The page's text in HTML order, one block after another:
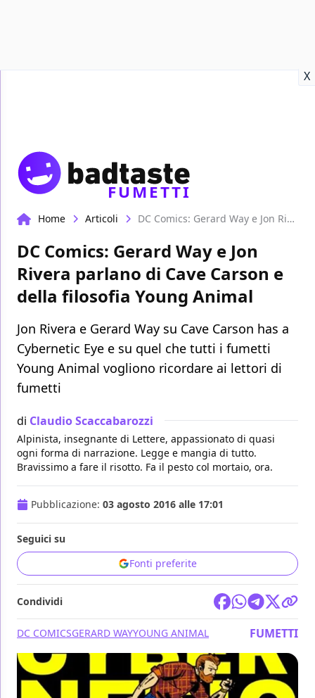
X
FUMETTI
Home Articoli DC Comics: Gerard Way e Jon Rivera parlano di Cave Carson e della filosofia Young Animal
DC Comics: Gerard Way e Jon
Rivera parlano di Cave Carson e
della filosofia Young Animal
Jon Rivera e Gerard Way su Cave Carson has a
Cybernetic Eye e su quel che tutti i fumetti
Young Animal vogliono ricordare ai lettori di
fumetti
di Claudio Scaccabarozzi
Alpinista, insegnante di Lettere, appassionato di quasi
ogni forma di narrazione. Legge e mangia di tutto.
Bravissimo a fare il risotto. Fa il pesto col mortaio, ora.
Pubblicazione: 03 agosto 2016 alle 17:01
Seguici su
Fonti preferite
Condividi
DC COMICSGERARD WAYYOUNG ANIMAL FUMETTI